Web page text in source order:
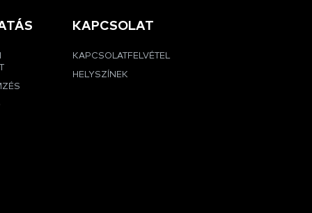
KAPCSOLAT
KAPCSOLATFELVÉTEL
HELYSZÍNEK